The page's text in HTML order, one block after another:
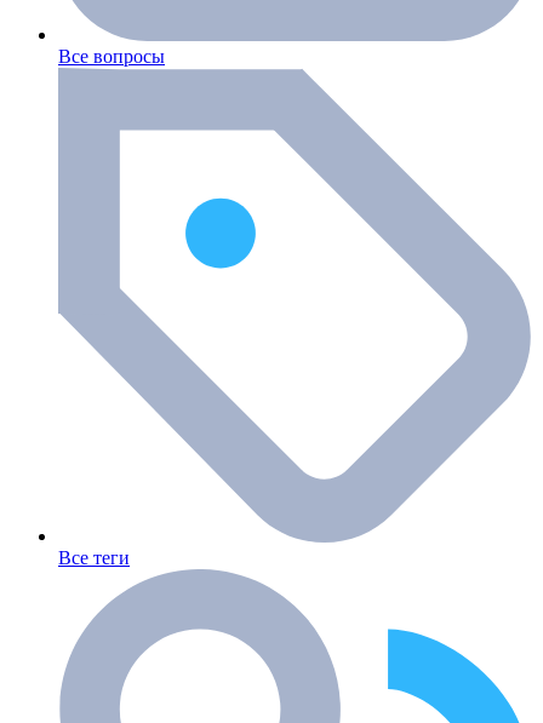
Все вопросы
Все теги